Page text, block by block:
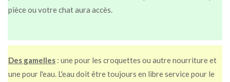
pièce ou votre chat aura accès.
Des gamelles : une pour les croquettes ou autre nourriture et
une pour l'eau. L'eau doit être toujours en libre service pour le